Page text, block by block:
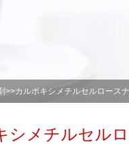
>>カルボキシメチルセルロース
シメチルセル